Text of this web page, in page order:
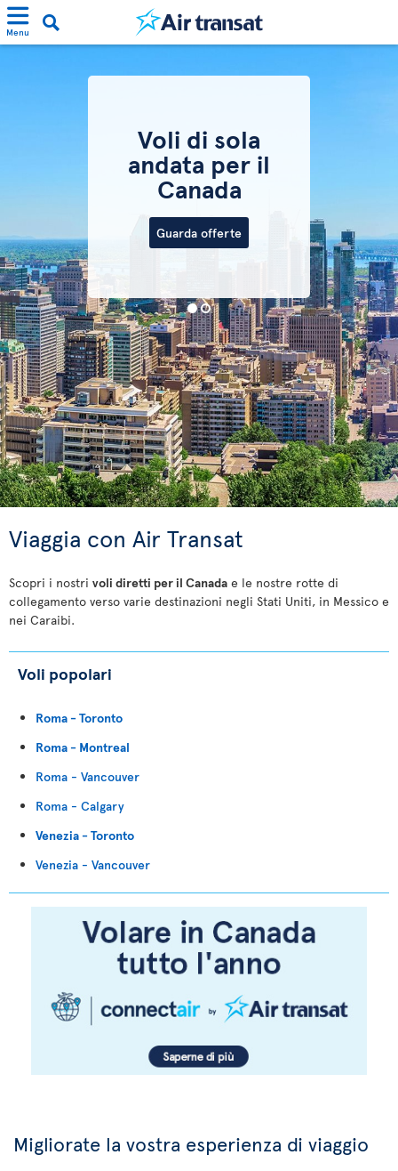
Menu
Voli di sola
andata per il
Canada
Guarda offerte
Viaggia con Air Transat
Scopri i nostri voli diretti per il Canada e le nostre rotte di
collegamento verso varie destinazioni negli Stati Uniti, in Messico e
nei Caraibi.
Voli popolari
Roma - Toronto
Roma - Montreal
Roma - Vancouver
Roma - Calgary
Venezia - Toronto
Venezia - Vancouver
Migliorate la vostra esperienza di viaggio